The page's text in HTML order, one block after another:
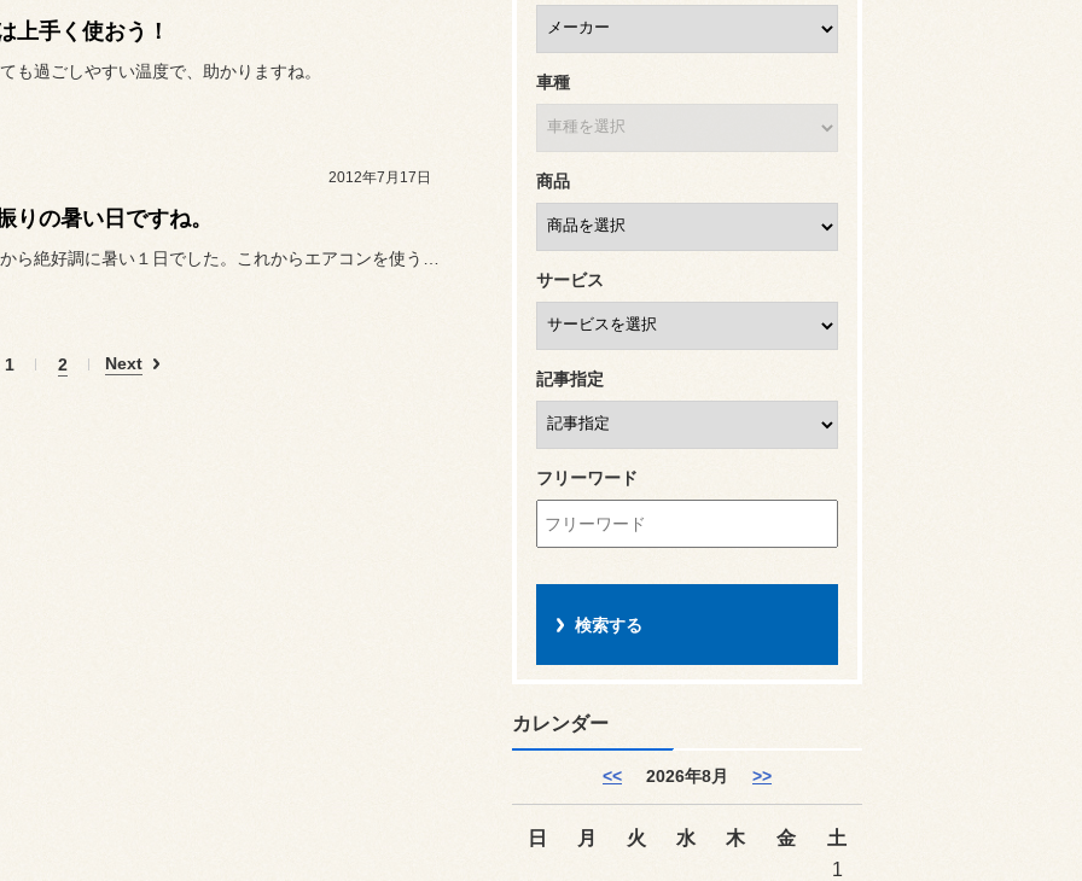
上手く使おう！
も過ごしやすい温度で、助かりますね。
2012年7月17日
りの暑い日ですね。
1 2 Next
車種
商品
サービス
記事指定
フリーワード
カレンダー
<< 2026年8月 >>
日 月 火 水 木 金
土
1